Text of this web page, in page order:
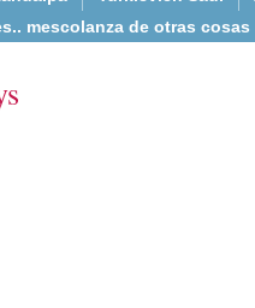
mescolanza de otras cosas